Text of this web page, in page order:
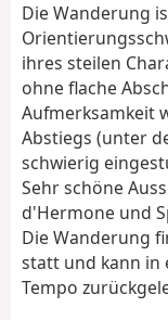
Die Wanderung
ihres steilen
ohne flache
Aufmerksamkeit
Abstiegs (unter
schwierig
Sehr schöne
d'Hermone und
Die Wanderung
statt und kann in
Tempo